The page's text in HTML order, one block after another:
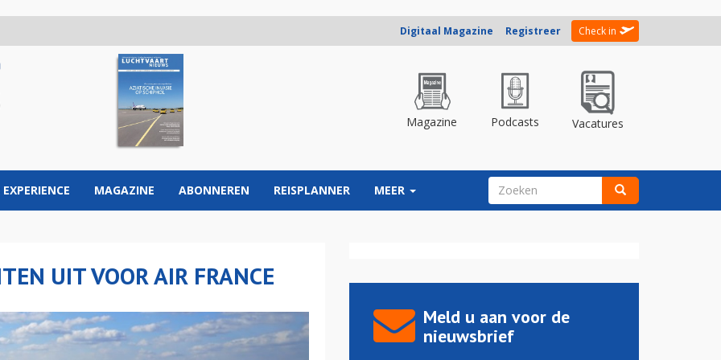
Digitaal Magazine Registreer Check in
Magazine Podcasts Vacatures
EXPERIENCE MAGAZINE ABONNEREN REISPLANNER MEER ZOEKVELD
UIT VOOR AIR FRANCE
Meld u aan voor de
nieuwsbrief